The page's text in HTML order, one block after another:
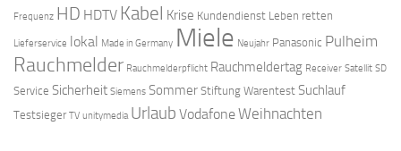
Frequenz HD HDTV Kabel Krise Kundendienst Leben retten
Lieferservice lokal Made in Germany Miele Neujahr Panasonic Pulheim
Rauchmelder Rauchmelderpflicht Rauchmeldertag Receiver Satellit SD
Service Sicherheit Siemens Sommer Stiftung Warentest Suchlauf
Testsieger TV unitymedia Urlaub VodafoneWeihnachten